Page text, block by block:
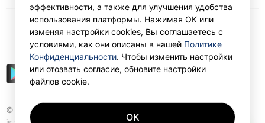
© Gettransport International Limited. GetTransport®
RUB
эффективности, а также для улучшения удобства
использования платформы. Нажимая ОК или
изменяя настройки cookies, Вы соглашаетесь с
условиями, как они описаны в нашей Политике
Конфиденциальности. Чтобы изменить настройки
или отозвать согласие, обновите настройки
файлов cookie.
OK